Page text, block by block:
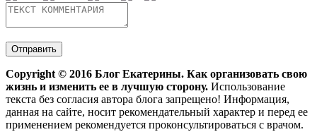
Copyright © 2016 Блог Екатерины. Как организовать свою
жизнь и изменить ее в лучшую сторону. Использование
текста без согласия автора блога запрещено! Информация,
данная на сайте, носит рекомендательный характер и перед ее
применением рекомендуется проконсультироваться с врачом.